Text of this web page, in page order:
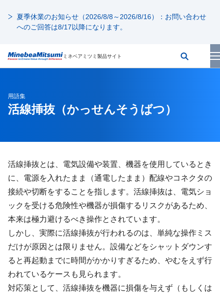
夏季休業のお知らせ（2026/8/8～2026/8/16）：お問い合わせ
へのご回答は8/17以降になります。
ミネベアミツミ製品サイト
用語集
活線挿抜 （かっせんそうばつ）
活線挿抜とは、電気設備や装置、機器を使用しているとき
に、電源を入れたまま（通電したまま）配線やコネクタの
接続や切断をすることを指します。活線挿抜は、電気ショ
ックを受ける危険性や機器が損傷するリスクがあるため、
本来は極力避けるべき操作とされています。
しかし、実際に活線挿抜が行われるのは、単純な操作ミス
だけが原因とは限りません。設備などをシャットダウンす
ると再起動までに時間がかかりすぎるため、やむをえず行
われているケースも見られます。
対応策として、活線挿抜を機器に損傷を与えず（もしくは